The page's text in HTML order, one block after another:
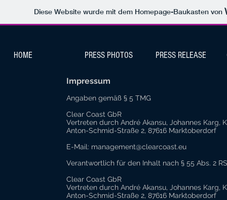
Diese Website wurde mit dem Homepage-Baukasten von
HOME PRESS PHOTOS PRESS RELEASE
Impressum
Angaben gemäß § 5 TMG
Clear Coast GbR
Vertreten durch André Akansu, Johannes Karg,
Anton-Schmid-Straße 2, 87616 Marktoberdorf
E-Mail: management@clearcoast.eu
Verantwortlich für den Inhalt nach § 55 Abs. 2
Clear Coast GbR
Vertreten durch André Akansu, Johannes Karg,
Anton-Schmid-Straße 2, 87616 Marktoberdorf